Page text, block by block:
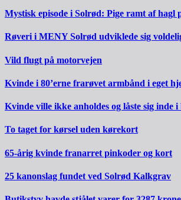
Mystisk episode i Solrød: Pige ramt af hagl
Røveri i MENY Solrød udviklede sig
Vild flugt på motorvejen
Kvinde i 80’erne frarøvet armbånd i eget
Kvinde ville ikke anholdes og låste sig inde
To taget for kørsel uden kørekort
65-årig kvinde franarret pinkoder og kort
25 kanonslag fundet ved Solrød Kalkgrav